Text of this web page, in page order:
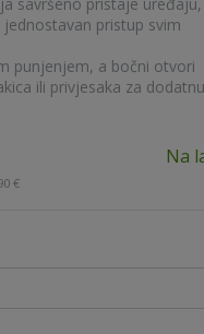
pristup svim
punjenjem, a bočni otvori
ili privjesaka za dodatnu
€
Na